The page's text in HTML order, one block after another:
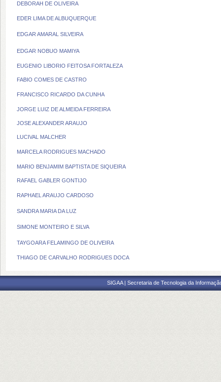
DEBORAH DE OLIVEIRA
EDER LIMA DE ALBUQUERQUE
EDGAR AMARAL SILVEIRA
EDGAR NOBUO MAMIYA
EUGENIO LIBORIO FEITOSA FORTALEZA
FABIO COMES DE CASTRO
FRANCISCO RICARDO DA CUNHA
JORGE LUIZ DE ALMEIDA FERREIRA
JOSE ALEXANDER ARAUJO
LUCIVAL MALCHER
MARCELA RODRIGUES MACHADO
MARIO BENJAMIM BAPTISTA DE SIQUEIRA
RAFAEL GABLER GONTIJO
RAPHAEL ARAUJO CARDOSO
SANDRA MARIA DA LUZ
SIMONE MONTEIRO E SILVA
TAYGOARA FELAMINGO DE OLIVEIRA
THIAGO DE CARVALHO RODRIGUES DOCA
SIGAA | Secretaria de Tecnologia da